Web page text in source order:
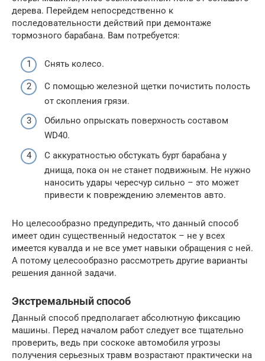
дерева. Перейдем непосредственно к
последовательности действий при демонтаже
тормозного барабана. Вам потребуется:
Снять колесо.
С помощью железной щетки почистить полость
от скопления грязи.
Обильно опрыскать поверхность составом
WD40.
С аккуратностью обстукать бурт барабана у
днища, пока он не станет подвижным. Не нужно
наносить удары чересчур сильно – это может
привести к повреждению элементов авто.
Но целесообразно предупредить, что данный способ
имеет один существенный недостаток – не у всех
имеется кувалда и не все умет навыки обращения с ней.
А потому целесообразно рассмотреть другие варианты
решения данной задачи.
Экстремальный способ
Данный способ предполагает абсолютную фиксацию
машины. Перед началом работ следует все тщательно
проверить, ведь при соскоке автомобиля угрозы
получения серьезных травм возрастают практически на